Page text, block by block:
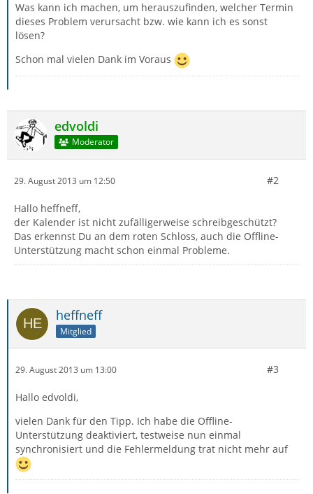
Was kann ich machen, um herauszufinden, welcher Termin
dieses Problem verursacht bzw. wie kann ich es sonst
lösen?
Schon mal vielen Dank im Voraus
edvoldi
Moderator
29. August 2013 um 12:50 #2
Hallo heffneff,
der Kalender ist nicht zufälligerweise schreibgeschützt?
Das erkennst Du an dem roten Schloss, auch die Offline-
Unterstützung macht schon einmal Probleme.
heffneff
Mitglied
29. August 2013 um 13:00 #3
Hallo edvoldi,
vielen Dank für den Tipp. Ich habe die Offline-
Unterstützung deaktiviert, testweise nun einmal
synchronisiert und die Fehlermeldung trat nicht mehr auf